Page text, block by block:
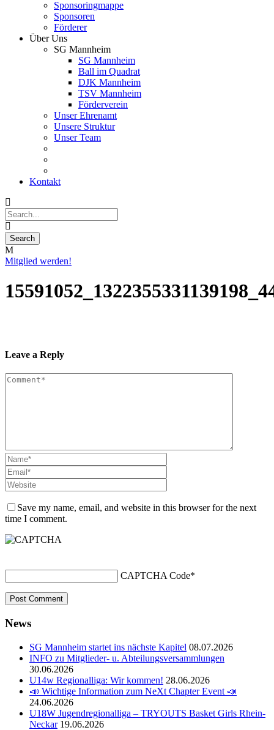
Sponsoringmappe
Sponsoren
Förderer
Über Uns
SG Mannheim
SG Mannheim
Ball im Quadrat
DJK Mannheim
TSV Mannheim
Förderverein
Unser Ehrenamt
Unsere Struktur
Unser Team
Kontakt
Mitglied werden!
Leave a Reply
Save my name, email, and website in this browser for the next
time I comment.
CAPTCHA Code*
News
SG Mannheim startet ins nächste Kapitel 08.07.2026
INFO zu Mitglieder- u. Abteilungsversammlungen
30.06.2026
U14w Regionalliga: Wir kommen! 28.06.2026
📣 Wichtige Information zum NeXt Chapter Event 📣
24.06.2026
U18W Jugendregionalliga – TRYOUTS Basket Girls Rhein-
Neckar 19.06.2026